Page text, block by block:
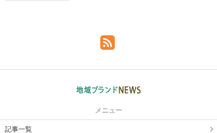
メニュー
記事一覧